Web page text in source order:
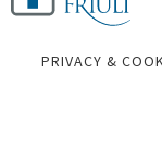
PRIVACY &